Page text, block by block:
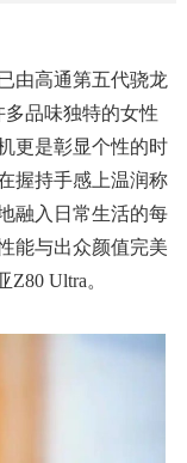
由高通第五代骁龙
品味独特的女性
更是彰显个性的时
握持手感上温润称
融入日常生活的每
能与出众颜值完美
Ultra。